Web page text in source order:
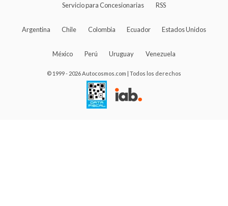
Servicio para Concesionarias RSS
Argentina Chile Colombia Ecuador Estados Unidos
México Perú Uruguay Venezuela
© 1999 - 2026 Autocosmos.com | Todos los derechos